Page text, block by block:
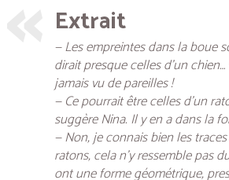
Extrait
— Les empreintes dans la boue
dirait presque celles d’un chien…
jamais vu de pareilles !
— Ce pourrait être celles d’un
suggère Nina. Il y en a dans la
— Non, je connais bien les
ratons, cela n’y ressemble pas
ont une forme géométrique,